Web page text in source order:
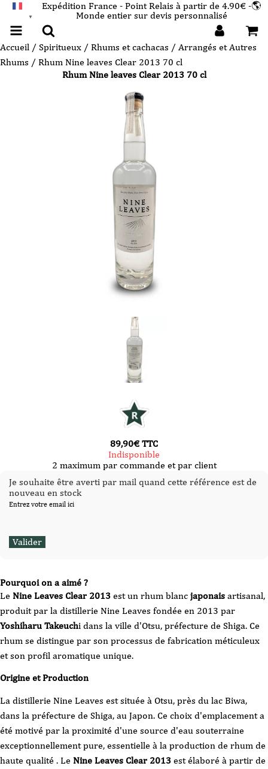
▼
Expédition France - Point Relais à partir de 4.90€ -🌎
Monde entier sur devis personnalisé
Accueil / Spiritueux / Rhums et cachacas / Arrangés et Autres
Rhums / Rhum Nine leaves Clear 2013 70 cl
Rhum Nine leaves Clear 2013 70 cl
Pourquoi on a aimé ?
Le Nine Leaves Clear 2013 est un rhum blanc japonais artisanal,
produit par la distillerie Nine Leaves fondée en 2013 par
Yoshiharu Takeuchi dans la ville d'Otsu, préfecture de Shiga. Ce
rhum se distingue par son processus de fabrication méticuleux
et son profil aromatique unique.​
Origine et Production
La distillerie Nine Leaves est située à Otsu, près du lac Biwa,
dans la préfecture de Shiga, au Japon. Ce choix d'emplacement a
été motivé par la proximité d'une source d'eau souterraine
exceptionnellement pure, essentielle à la production de rhum de
haute qualité . Le Nine Leaves Clear 2013 est élaboré à partir de
89,90€ TTC
Indisponible
2 maximum par commande et par client
Je souhaite être averti par mail quand cette référence est de
nouveau en stock
Entrez votre email ici